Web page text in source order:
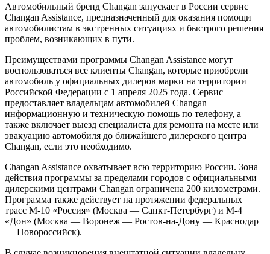
Автомобильный бренд Changan запускает в России сервис
Changan Assistance, предназначенный для оказания помощи
автомобилистам в экстренных ситуациях и быстрого решения
проблем, возникающих в пути.
Преимуществами программы Changan Assistance могут
воспользоваться все клиенты Changan, которые приобрели
автомобиль у официальных дилеров марки на территории
Российской Федерации c 1 апреля 2025 года. Сервис
предоставляет владельцам автомобилей Changan
информационную и техническую помощь по телефону, а
также включает выезд специалиста для ремонта на месте или
эвакуацию автомобиля до ближайшего дилерского центра
Changan, если это необходимо.
Changan Assistance охватывает всю территорию России. Зона
действия программы за пределами городов с официальными
дилерскими центрами Changan ограничена 200 километрами.
Программа также действует на протяжении федеральных
трасс М-10 «Россия» (Москва — Санкт-Петербург) и М-4
«Дон» (Москва — Воронеж — Ростов-на-Дону — Краснодар
— Новороссийск).